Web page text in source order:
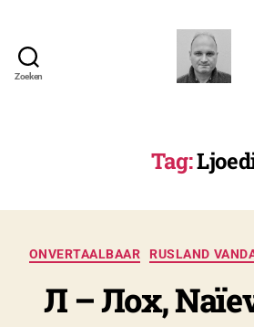
Zoeken
Tag:
ONVERTAALBAAR RUSLAND
Л – Лох,
D
i
o
l